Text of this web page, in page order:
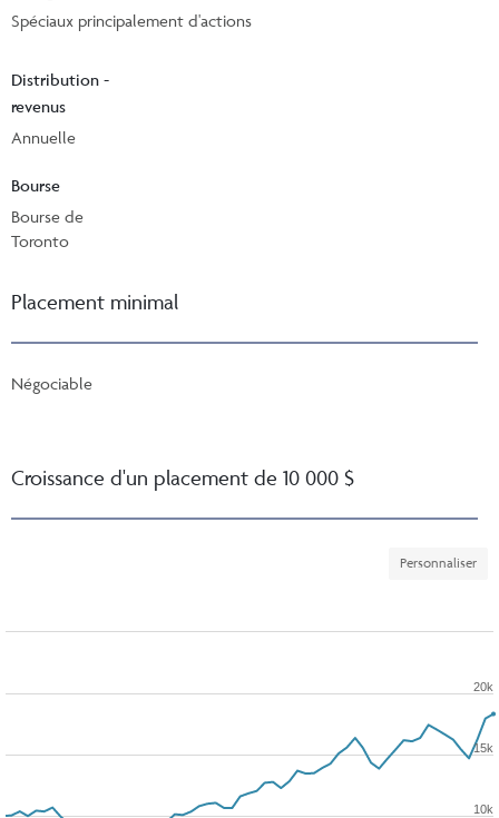
Spéciaux principalement d'actions
Distribution -
revenus
Annuelle
Bourse
Bourse de
Toronto
Placement minimal
Négociable
Croissance d'un placement de 10 000 $
Personnaliser
10k
15k
20k